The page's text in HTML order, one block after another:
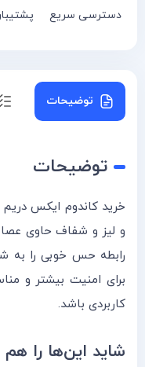
دسترسی سریع پشتیبان ۲۴
توضیحات
توضیحات
و لیز و شفاف حاوی
رابطه حس خوبی را به
برای امنیت بیشتر و
کاربردی باشد.
شاید این‌ها را